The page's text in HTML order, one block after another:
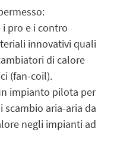
i pro e i contro
innovativi quali
di calore
(fan-coil).
impianto pilota per
aria-aria da
negli impianti ad